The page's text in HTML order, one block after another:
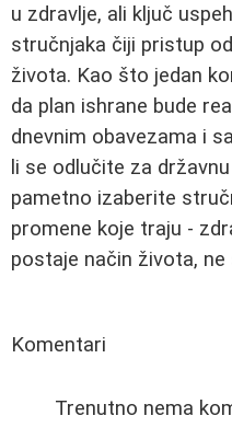
u zdravlje, ali ključ
stručnjaka čiji pristup
života. Kao što jedan
da plan ishrane bude
dnevnim obavezama i
li se odlučite za
pametno izaberite
promene koje traju -
postaje način života,
Komentari
Trenutno nema